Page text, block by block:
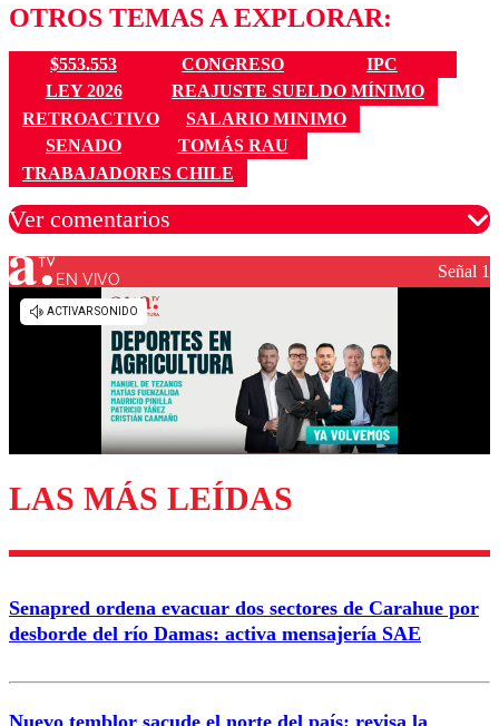
OTROS TEMAS A EXPLORAR:
$553.553 CONGRESO
IPC
LEY 2026
REAJUSTE SUELDO MÍNIMO
RETROACTIVO
SALARIO MINIMO
SENADO
TOMÁS RAU
TRABAJADORES CHILE
Ver comentarios
Los comentarios son moderados para garantizar un
Enviar comentario
EN VIVO Señal 1
LAS MÁS LEÍDAS
Senapred ordena evacuar dos sectores de Carahue por
desborde del río Damas: activa mensajería SAE